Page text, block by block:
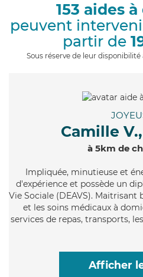
153 aides
peuvent
partir de
Sous réserve de leur
Camille V.,
à 5km de
Impliquée, minutieuse et
d'expérience et possède un
Vie Sociale (DEAVS).
et les soins médicaux à
services de repas, transports,
Afficher